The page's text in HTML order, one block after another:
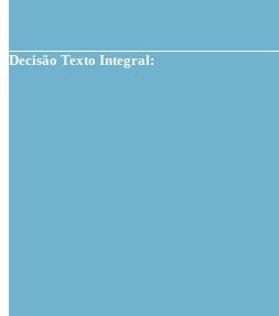
Decisão Texto Integral: